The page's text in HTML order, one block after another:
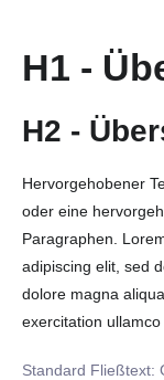
H1 -
H2 -
Hervorgehobener
oder eine
Paragraphen.
adipiscing elit, sed
dolore magna
exercitation
Standard Fließtext: